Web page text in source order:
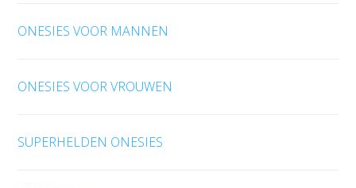
ONESIES VOOR MANNEN
ONESIES VOOR VROUWEN
SUPERHELDEN ONESIES